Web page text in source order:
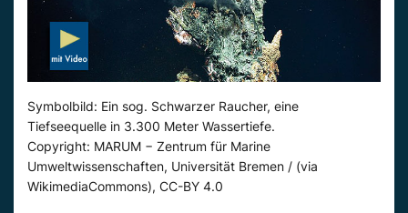
Symbolbild: Ein sog. Schwarzer Raucher, eine
Tiefseequelle in 3.300 Me­ter Was­ser­tie­fe.
Copyright: MARUM − Zentrum für Marine
Umweltwissenschaften, Universität Bremen / (via
WikimediaCommons), CC-BY 4.0